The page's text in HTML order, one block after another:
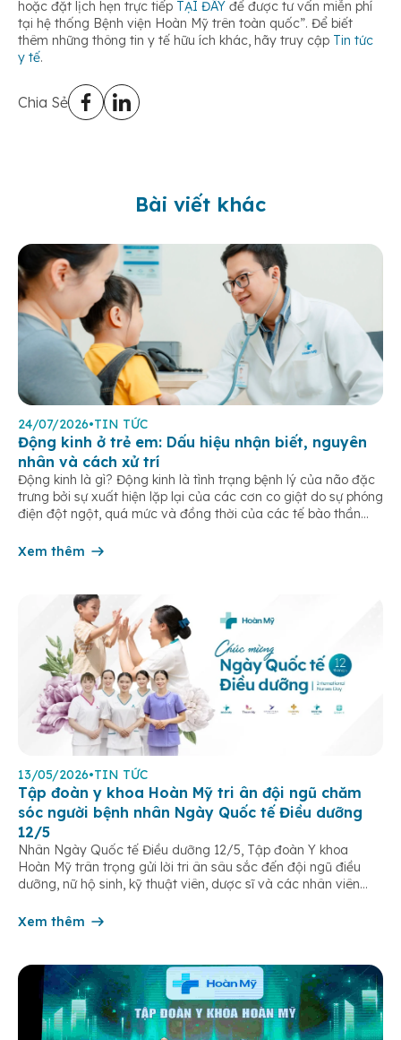
hoặc đặt lịch hẹn trực tiếp TẠI ĐÂY để được tư vấn miễn phí
tại hệ thống Bệnh viện Hoàn Mỹ trên toàn quốc”. Để biết
thêm những thông tin y tế hữu ích khác, hãy truy cập Tin tức
y tế.
Chia Sẻ
Bài viết khác
24/07/2026•TIN TỨC
Động kinh ở trẻ em: Dấu hiệu nhận biết, nguyên
nhân và cách xử trí
Động kinh là gì? Động kinh là tình trạng bệnh lý của não đặc
trưng bởi sự xuất hiện lặp lại của các cơn co giật do sự phóng
điện đột ngột, quá mức và đồng thời của các tế bào thần
Xem thêm
13/05/2026•TIN TỨC
Tập đoàn y khoa Hoàn Mỹ tri ân đội ngũ chăm
sóc người bệnh nhân Ngày Quốc tế Điều dưỡng
12/5
Nhân Ngày Quốc tế Điều dưỡng 12/5, Tập đoàn Y khoa
Hoàn Mỹ trân trọng gửi lời tri ân sâu sắc đến đội ngũ điều
dưỡng, nữ hộ sinh, kỹ thuật viên, dược sĩ và các nhân viên
âm thầm đồng hành trên […]
Xem thêm